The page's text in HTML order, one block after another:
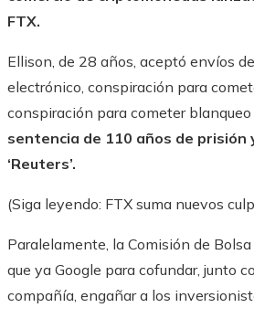
FTX.
Ellison, de 28 años, aceptó envíos
electrónico, conspiración para
conspiración para cometer
sentencia de 110 años de prisión
‘Reuters’.
(Siga leyendo: FTX suma nuevos
Paralelamente, la Comisión de
que ya Google para cofundar, junto
compañía, engañar a los